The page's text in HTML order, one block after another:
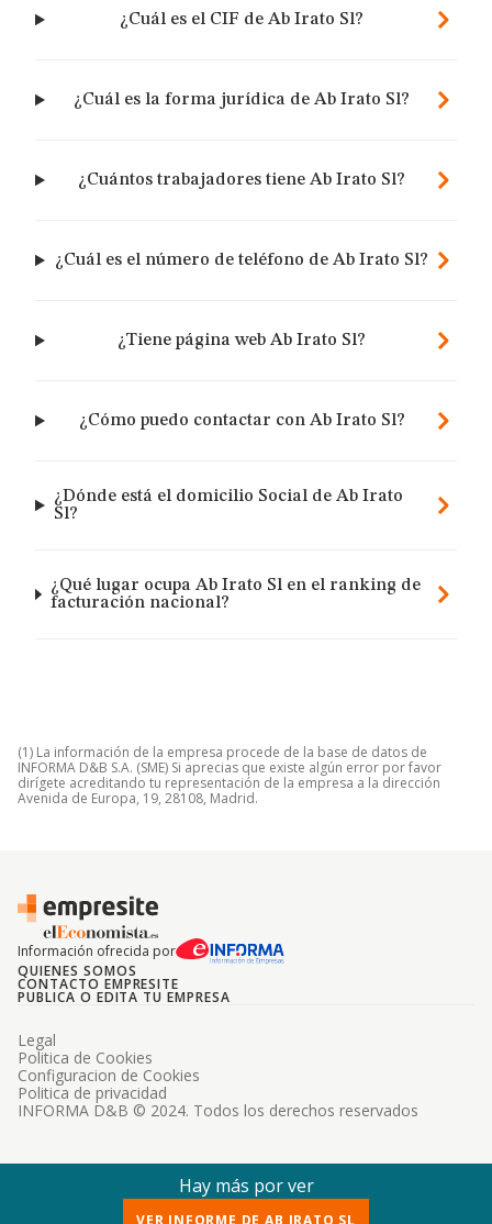
¿Cuál es el CIF de Ab Irato Sl?
¿Cuál es la forma jurídica de Ab Irato Sl?
¿Cuántos trabajadores tiene Ab Irato Sl?
¿Cuál es el número de teléfono de Ab Irato Sl?
¿Tiene página web Ab Irato Sl?
¿Cómo puedo contactar con Ab Irato Sl?
¿Dónde está el domicilio Social de Ab Irato
Sl?
¿Qué lugar ocupa Ab Irato Sl en el ranking de
facturación nacional?
(1) La información de la empresa procede de la base de datos de
INFORMA D&B S.A. (SME) Si aprecias que existe algún error por favor
dirígete acreditando tu representación de la empresa a la dirección
Avenida de Europa, 19, 28108, Madrid.
Información ofrecida por
QUIENES SOMOS
CONTACTO EMPRESITE
PUBLICA O EDITA TU EMPRESA
INFORMA D&B © 2024. Todos los derechos reservados
Legal
Politica de Cookies
Configuracion de Cookies
Politica de privacidad
Hay más por ver
VER INFORME DE AB IRATO SL